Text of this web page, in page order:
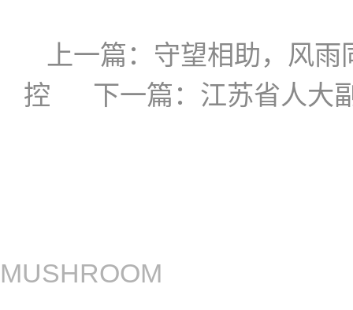
上一篇： 守望相助，风
控
下一篇： 江苏省人大
MUSHROOM